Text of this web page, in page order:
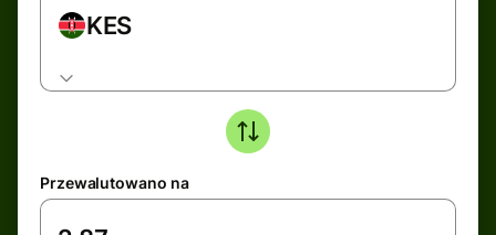
KES
Przewalutowano na